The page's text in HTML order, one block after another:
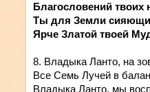
Благословений твоих
Ты для Земли
Ярче Златой твоей
8. Владыка Ланто, на
Все Семь Лучей в
Владыка Ланто, мы